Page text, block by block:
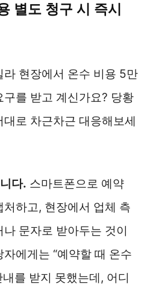
별도 청구 시 즉시
현장에서 온수 비용 5만
를 받고 계신가요? 당황
로 차근차근 대응해보세
다. 스마트폰으로 예약
하고, 현장에서 업체 측
문자로 받아두는 것이
에게는 “예약할 때 온수
를 받지 못했는데, 어디